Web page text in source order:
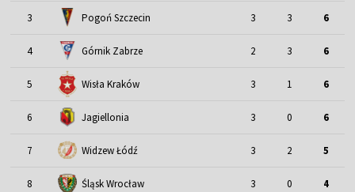
3 Pogoń Szczecin 3 3 6
4 Górnik Zabrze 2 3 6
5 Wisła Kraków 3 1 6
6 Jagiellonia 3 0 6
7 Widzew Łódź 3 2 5
8 Śląsk Wrocław 3 0 4